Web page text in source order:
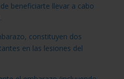
beneficiarte llevar a cabo
constituyen dos
en las lesiones del